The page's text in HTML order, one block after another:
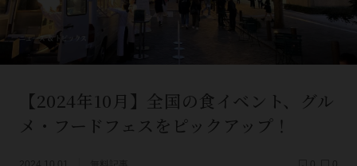
【2024年10月】全国の食イベント、グル
メ・フードフェスをピックアップ！